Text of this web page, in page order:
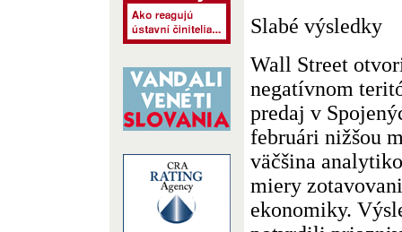
Slabé výsledky
Wall Street
negatívnom
predaj v
februári nižšou
väčšina
miery
ekonomiky.